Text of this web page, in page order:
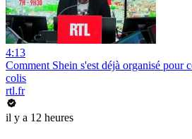
4:13
Comment Shein s'est déjà organisé pour
colis
rtl.fr
il y a 12 heures